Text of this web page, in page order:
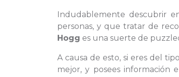
Indudablemente descubrir
personas, y que tratar de
Hogg es una suerte de
A causa de esto, si eres del
mejor, y posees información